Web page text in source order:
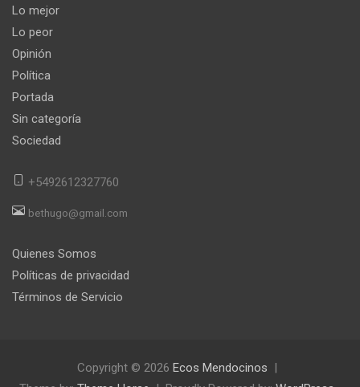
Lo mejor
Lo peor
Opinión
Política
Portada
Sin categoría
Sociedad
+5492612327760
bethugo@gmail.com
Quienes Somos
Políticas de privacidad
Términos de Servicio
Copyright © 2026 Ecos Mendocinos